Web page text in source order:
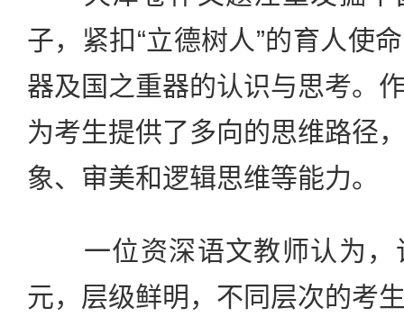
子，紧扣“立德树人”的育人使
器及国之重器的认识与思考。
为考生提供了多向的思维路径
象、审美和逻辑思维等能力。
一位资深语文教师认为，
元，层级鲜明，不同层次的考